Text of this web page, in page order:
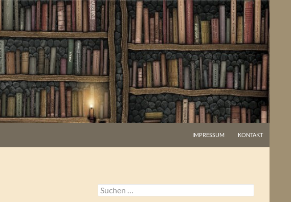
IMPRESSUM KONTAKT
Suchen
nach: